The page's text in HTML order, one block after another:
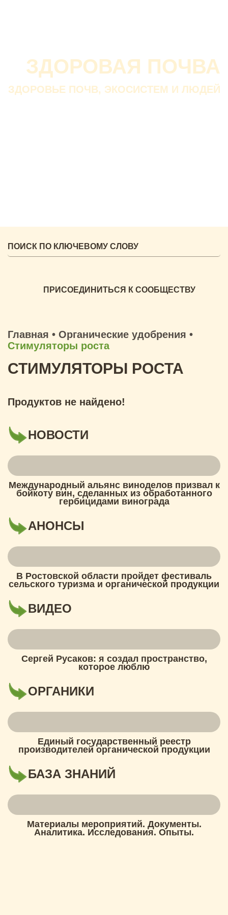
ЗДОРОВАЯ ПОЧВА
ЗДОРОВЬЕ ПОЧВ, ЭКОСИСТЕМ И ЛЮДЕЙ
ПРИСОЕДИНИТЬСЯ К СООБЩЕСТВУ
Главная • Органические удобрения •
Стимуляторы роста
СТИМУЛЯТОРЫ РОСТА
Продуктов не найдено!
НОВОСТИ
Международный альянс виноделов призвал к
бойкоту вин, сделанных из обработанного
гербицидами винограда
АНОНСЫ
В Ростовской области пройдет фестиваль
сельского туризма и органической продукции
ВИДЕО
Сергей Русаков: я создал пространство,
которое люблю
ОРГАНИКИ
Единый государственный реестр
производителей органической продукции
БАЗА ЗНАНИЙ
Материалы мероприятий. Документы.
Аналитика. Исследования. Опыты.